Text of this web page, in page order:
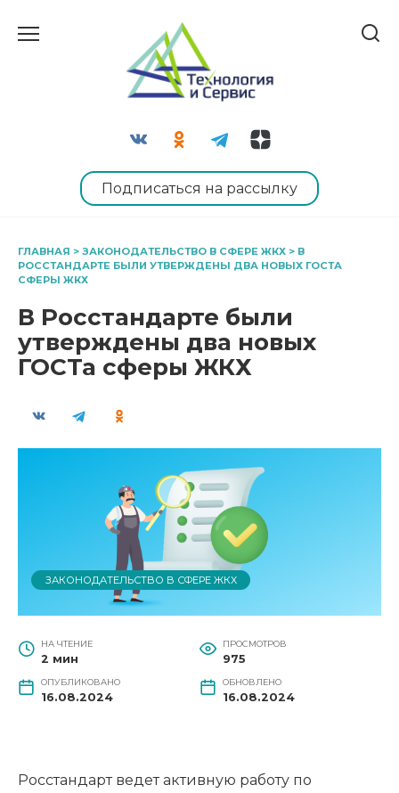
Подписаться на рассылку
ГЛАВНАЯ > ЗАКОНОДАТЕЛЬСТВО В СФЕРЕ ЖКХ > В
РОССТАНДАРТЕ БЫЛИ УТВЕРЖДЕНЫ ДВА НОВЫХ ГОСТА
СФЕРЫ ЖКХ
В Росстандарте были
утверждены два новых
ГОСТа сферы ЖКХ
ЗАКОНОДАТЕЛЬСТВО В СФЕРЕ ЖКХ
НА ЧТЕНИЕ
2 мин
ПРОСМОТРОВ
975
ОПУБЛИКОВАНО
16.08.2024
ОБНОВЛЕНО
16.08.2024
Росстандарт ведет активную работу по